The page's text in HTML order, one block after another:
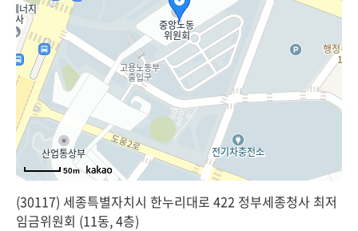
50m
(30117) 세종특별자치시 한누리대로 422 정부세종청사 최저
임금위원회 (11동, 4층)